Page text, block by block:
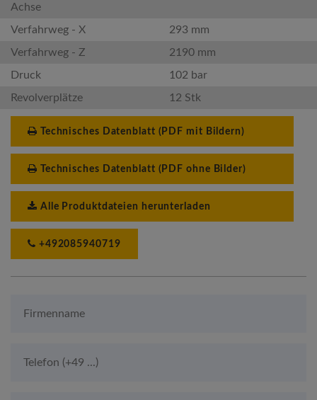
Achse
Verfahrweg - X
293 mm
Verfahrweg - Z
2190 mm
Druck
102 bar
Revolverplätze
12 Stk
Technisches Datenblatt (PDF mit Bildern)
Technisches Datenblatt (PDF ohne Bilder)
Alle Produktdateien herunterladen
+492085940719